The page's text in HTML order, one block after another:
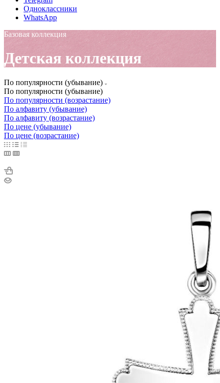
Одноклассники
WhatsApp
Базовая коллекция
Детская коллекция
По популярности (убывание)
По популярности (убывание)
По популярности (возрастание)
По алфавиту (убывание)
По алфавиту (возрастание)
По цене (убывание)
По цене (возрастание)